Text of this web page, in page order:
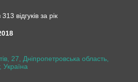
відгуків за рік
27, Дніпропетровська область,
Україна